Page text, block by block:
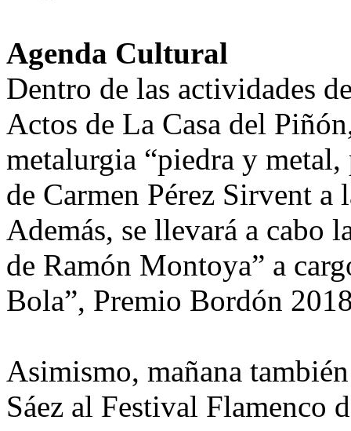
Agenda Cultural
Dentro de las actividades
Actos de La Casa del
metalurgia “piedra y
de Carmen Pérez Sirvent a
Además, se llevará a cabo
de Ramón Montoya” a
Bola”, Premio Bordón
Asimismo, mañana
Sáez al Festival Flamenco